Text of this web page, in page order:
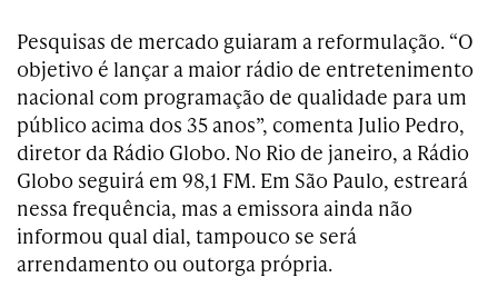
Pesquisas de mercado guiaram a reformulação. “O
objetivo é lançar a maior rádio de entretenimento
nacional com programação de qualidade para um
público acima dos 35 anos”, comenta Julio Pedro,
diretor da Rádio Globo. No Rio de janeiro, a Rádio
Globo seguirá em 98,1 FM. Em São Paulo, estreará
nessa frequência, mas a emissora ainda não
informou qual dial, tampouco se será
arrendamento ou outorga própria.